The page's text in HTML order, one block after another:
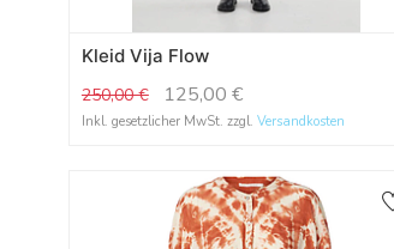
Kleid Vija Flow
250,00€ 125,00 €
Inkl. gesetzlicher MwSt. zzgl. Versandkosten